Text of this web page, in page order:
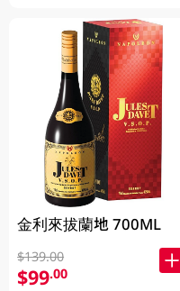
金利來拔蘭地 700ML
$139.00
$99.00